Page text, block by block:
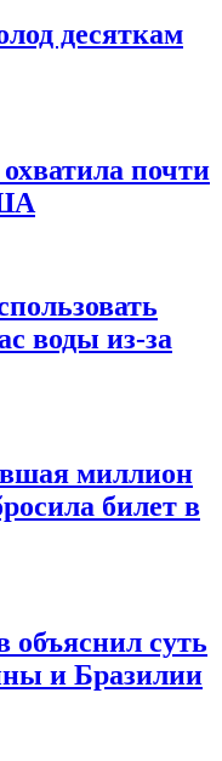
десяткам
почти
воды из-за
миллион
билет в
объяснил суть
и Бразилии